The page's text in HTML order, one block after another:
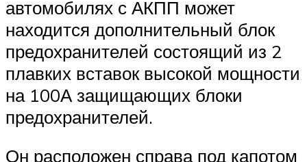
автомобилях с АКПП может
находится дополнительный блок
предохранителей состоящий из 2
плавких вставок высокой мощности
на 100А защищающих блоки
предохранителей.
Он расположен справа под капотом